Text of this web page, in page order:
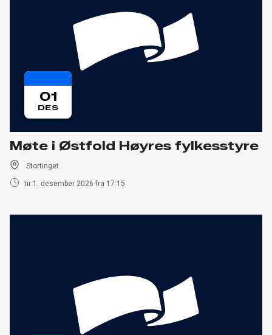
01
DES
Møte i Østfold Høyres fylkesstyre
Stortinget
tir 1. desember 2026 fra 17:15